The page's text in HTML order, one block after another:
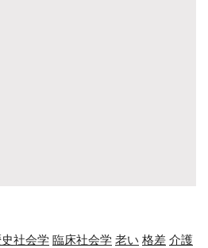
史社会学 臨床社会学 老い 格差 介護